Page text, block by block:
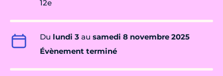
12e
Du lundi 3 au samedi 8 novembre 2025
Évènement terminé